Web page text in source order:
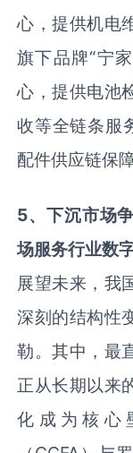
心，提供机电
旗下品牌“宁
心，提供电池
收等全链条服
配件供应链保
5、下沉市场
场服务行业数
展望未来，我
深刻的结构性
勒。其中，最
正从长期以来
化成为核心